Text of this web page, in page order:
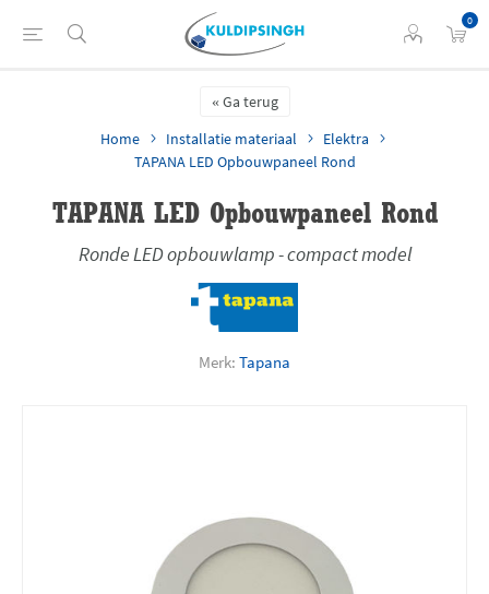
0
Ga terug
Home
Installatie materiaal
Elektra
TAPANA LED Opbouwpaneel Rond
TAPANA LED Opbouwpaneel Rond
Ronde LED opbouwlamp - compact model
Merk: Tapana